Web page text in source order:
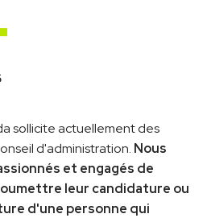
sollicite actuellement des
d'administration. Nous
et engagés de
leur candidature ou
d'une personne qui